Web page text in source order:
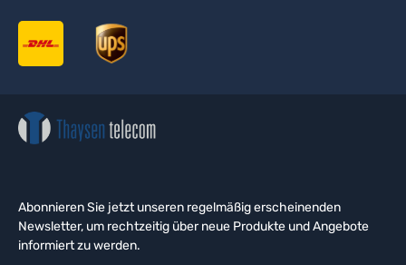
Abonnieren Sie jetzt unseren regelmäßig erscheinenden
Newsletter, um rechtzeitig über neue Produkte und Angebote
informiert zu werden.